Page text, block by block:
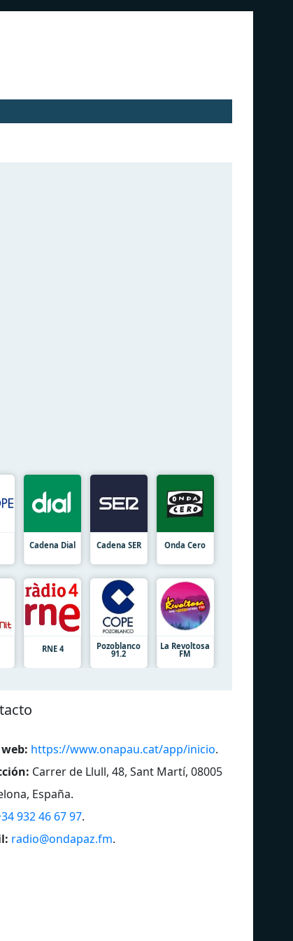
Cadena Dial Cadena SER Onda Cero
RNE 4 Pozoblanco
91.2
La Revoltosa
FM
https://www.onapau.cat/app/inicio.
Carrer de Llull, 48, Sant Martí, 08005
España.
932 46 67 97.
radio@ondapaz.fm.